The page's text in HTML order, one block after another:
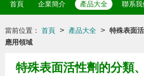
首頁 企業簡介 產品大全 聯系我
當前位置： 首頁 > 產品大全 > 特殊表面
應用領域
特殊表面活性劑的分類